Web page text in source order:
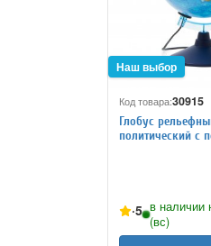
Код товара:30915
Глобус
политический с
5 в наличии
(вс)